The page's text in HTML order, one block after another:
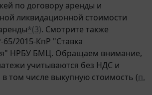
по договору аренды и
ликвидационной стоимости
*(3). Смотрите также
65/2015-КпР "Ставка
НРБУ БМЦ. Обращаем внимание,
учитываются без НДС и
том числе выкупную стоимость (п.